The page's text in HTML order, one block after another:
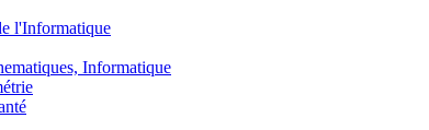
l'Informatique
Informatique